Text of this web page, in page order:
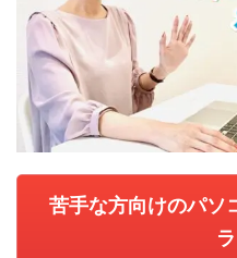
苦手な方向けのパソ
ラ